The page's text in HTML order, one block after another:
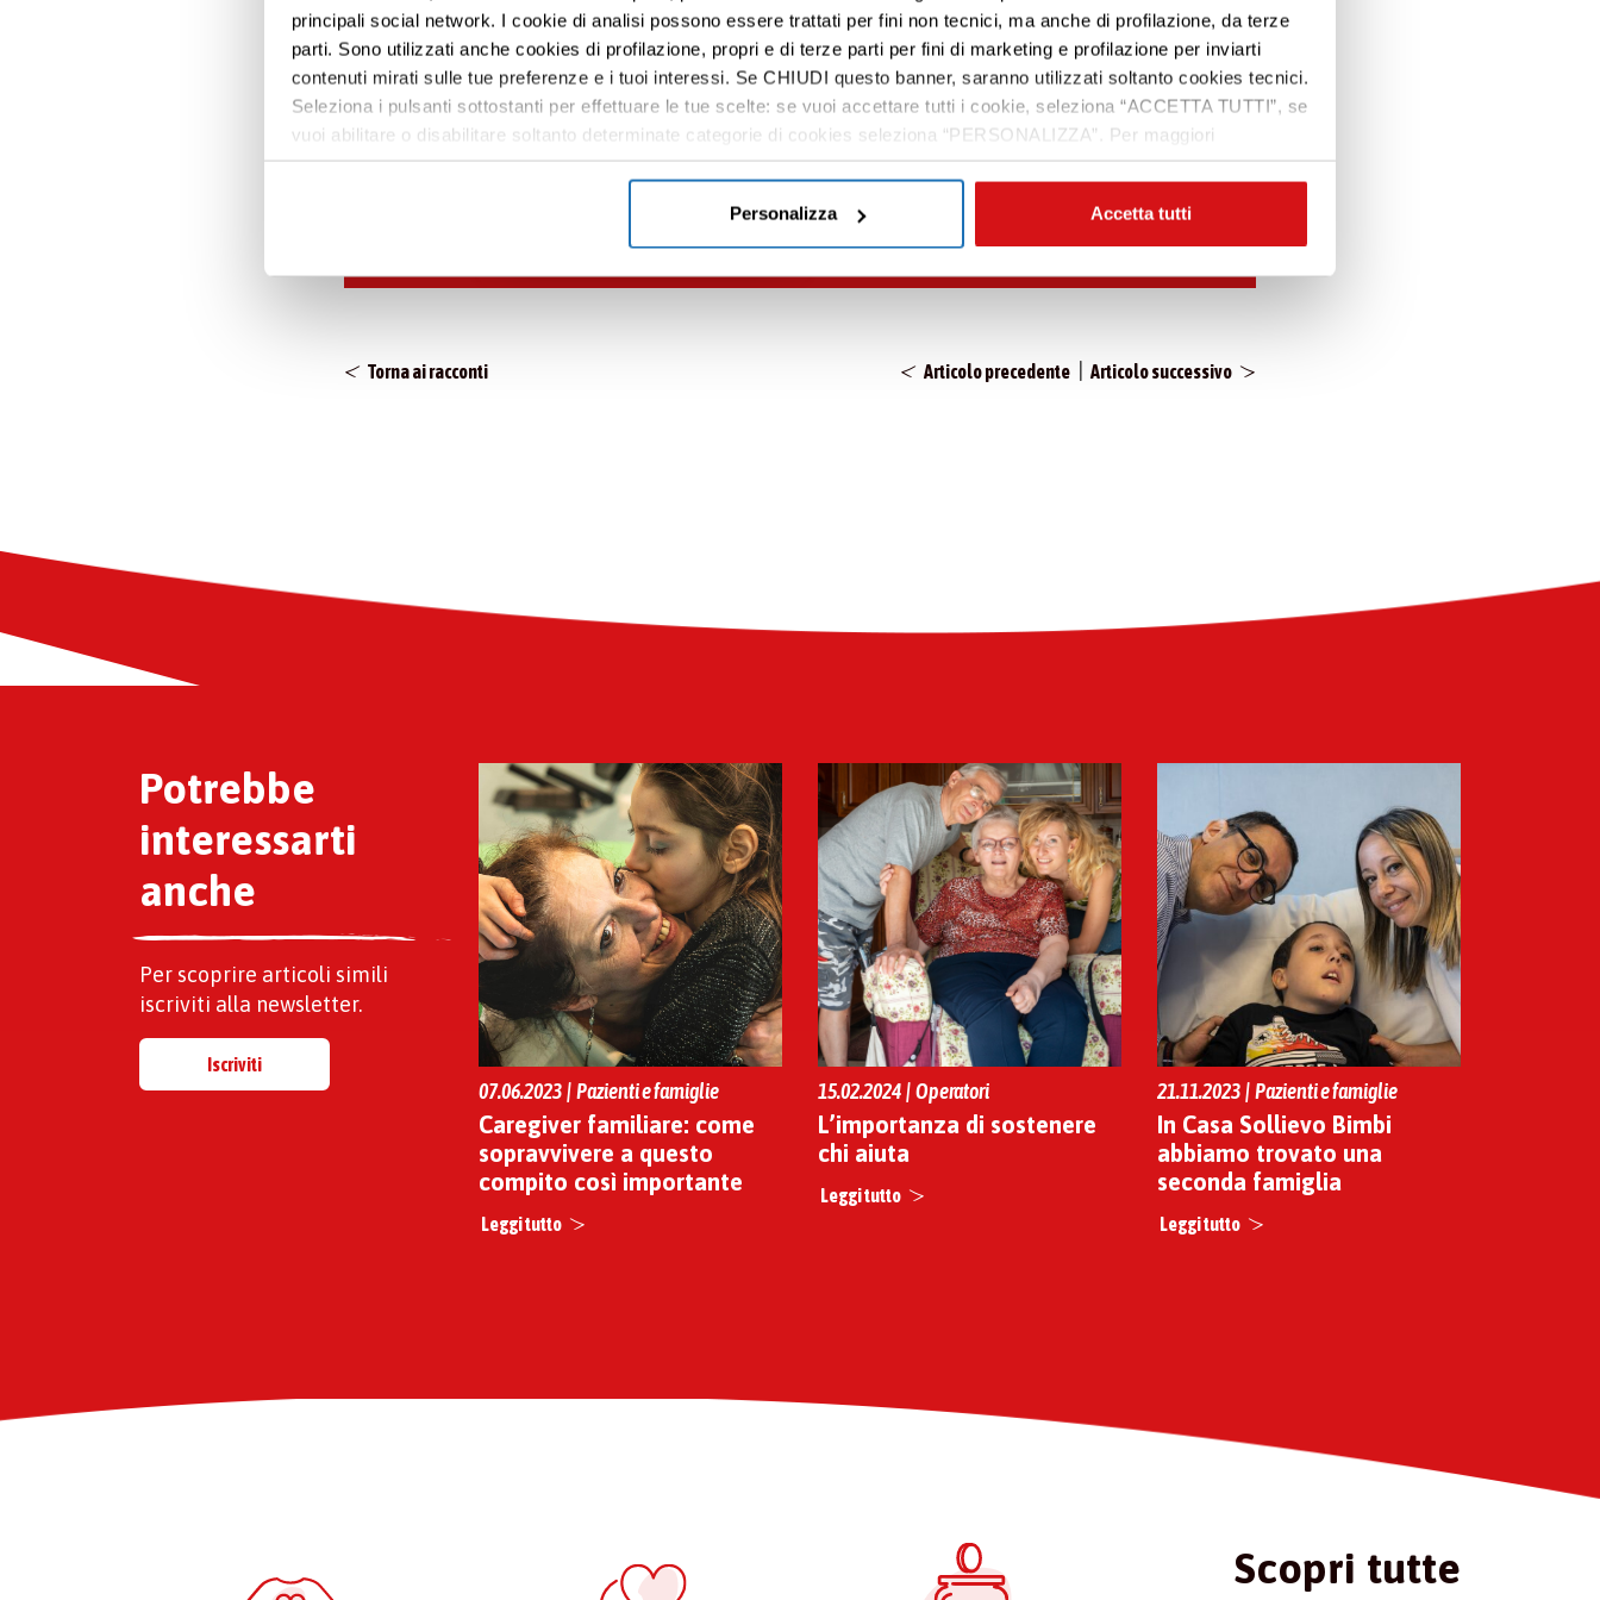
principali social network. I cookie di analisi possono essere trattati per fini non tecnici, ma anche di profilazione, da terze
parti. Sono utilizzati anche cookies di profilazione, propri e di terze parti per fini di marketing e profilazione per inviarti
contenuti mirati sulle tue preferenze e i tuoi interessi. Se CHIUDI questo banner, saranno utilizzati soltanto cookies tecnici.
Seleziona i pulsanti sottostanti per effettuare le tue scelte: se vuoi accettare tutti i cookie, seleziona “ACCETTA TUTTI”, se
vuoi abilitare o disabilitare soltanto determinate categorie di cookies seleziona “PERSONALIZZA”. Per maggiori
informazioni e modificare le tue preferenze vai alla nostracookie policy.
Personalizza Accetta tutti
grandi professionistie – mi viene da dire – splendidi amici, che ormai sono parte
della sua e della nostra vita.
Torna ai racconti Articolo precedente Articolo successivo
Potrebbe
interessarti
anche
Per scoprire articoli simili
iscriviti alla newsletter.
Iscriviti
07.06.2023 | Pazienti e famiglie
Caregiver familiare: come
sopravvivere a questo
compito così importante
Leggi tutto
15.02.2024 | Operatori
L’importanza di sostenere
chi aiuta
Leggi tutto
21.11.2023 | Pazienti e famiglie
In Casa Sollievo Bimbi
abbiamo trovato una
seconda famiglia
Leggi tutto
Scopri tutte
Premi INVIO per cercare o ESC per uscire